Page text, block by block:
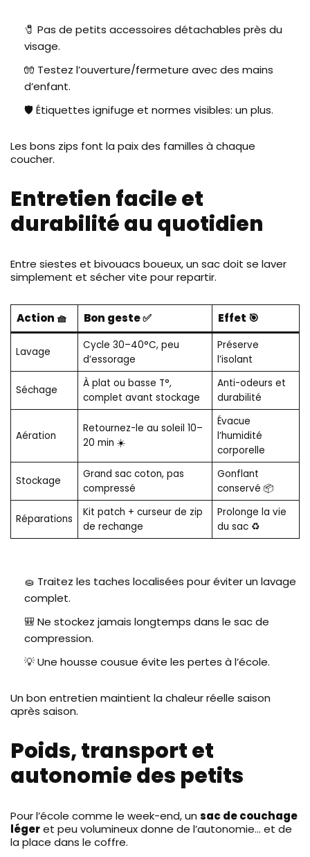
🧷 Pas de petits accessoires détachables près du
visage.
🧤 Testez l’ouverture/fermeture avec des mains
d’enfant.
🛡️ Étiquettes ignifuge et normes visibles: un plus.
Les bons zips font la paix des familles à chaque
coucher.
Entretien facile et
durabilité au quotidien
Entre siestes et bivouacs boueux, un sac doit se laver
simplement et sécher vite pour repartir.
Action 🧺 Bon geste ✅ Effet 🎯
Lavage
Cycle 30–40°C, peu
d’essorage
Préserve
l’isolant
Séchage
À plat ou basse T°,
complet avant stockage
Anti-odeurs et
durabilité
Aération
Retournez-le au soleil 10–
20 min ☀️
Évacue
l’humidité
corporelle
Stockage
Grand sac coton, pas
compressé
Gonflant
conservé 📦
Réparations
Kit patch + curseur de zip
de rechange
Prolonge la vie
du sac ♻️
🧽 Traitez les taches localisées pour éviter un lavage
complet.
🎒 Ne stockez jamais longtemps dans le sac de
compression.
💡 Une housse cousue évite les pertes à l’école.
Un bon entretien maintient la chaleur réelle saison
après saison.
Poids, transport et
autonomie des petits
Pour l’école comme le week-end, un sac de couchage
légeret peu volumineux donne de l’autonomie… et de
la place dans le coffre.